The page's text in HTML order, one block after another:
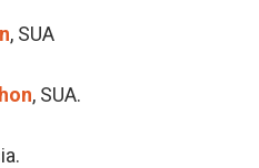
, SUA
, SUA.